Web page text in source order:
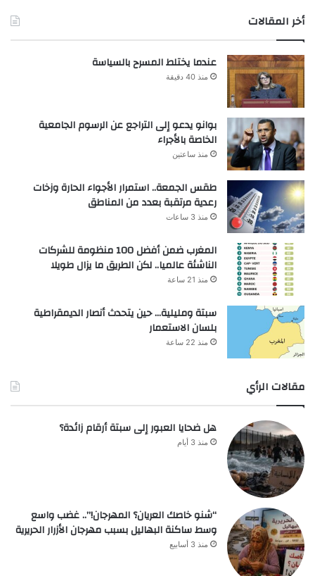
أخر المقالات
عندما يختلط المسرح بالسياسة
منذ 40 دقيقة
بوانو يدعو إلى التراجع عن الرسوم الجامعية
الخاصة بالأجراء
منذ ساعتين
طقس الجمعة.. استمرار الأجواء الحارة وزخات
رعدية مرتقبة بعدد من المناطق
منذ 3 ساعات
المغرب ضمن أفضل 100 منظومة للشركات
الناشئة عالميا.. لكن الطريق ما يزال طويلا
منذ 21 ساعة
سبتة ومليلية… حين يتحدث أنصار الديمقراطية
بلسان الاستعمار
منذ 22 ساعة
مقالات الرأي
هل ضحايا العبور إلى سبتة أرقام زائدة؟
منذ 3 أيام
“شنو خاصك العريان؟ المهرجان!”.. غضب واسع
وسط ساكنة البهاليل بسبب مهرجان الأزرار الحريرية
منذ 3 أسابيع